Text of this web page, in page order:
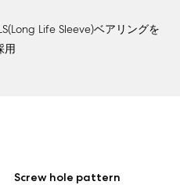
Life Sleeve)ベアリングを
用
Screw hole pattern